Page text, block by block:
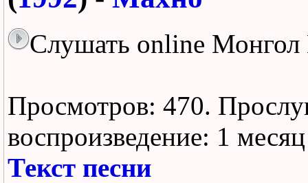
Слушать online
Просмотров: 470.
воспроизведение: 1
Текст песни